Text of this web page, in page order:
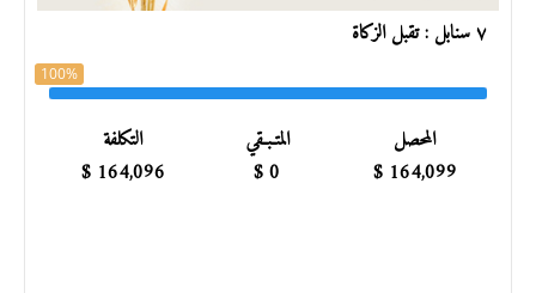
٧ سنابل : تقبل الزكاة
100%
المحصل
164,099
$
المتـبـقي
0
$
التكلفة
164,096
$